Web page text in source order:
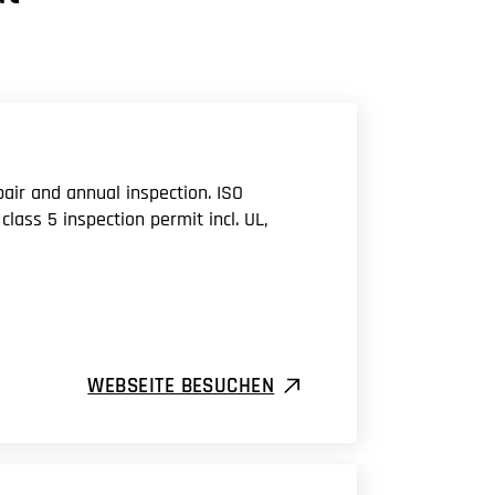
and annual inspection. ISO
5 inspection permit incl. UL,
WEBSEITE BESUCHEN